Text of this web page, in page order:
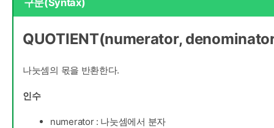
QUOTIENT(numerator,
나눗셈의 몫을 반환한다.
인수
numerator : 나눗셈에서 분자